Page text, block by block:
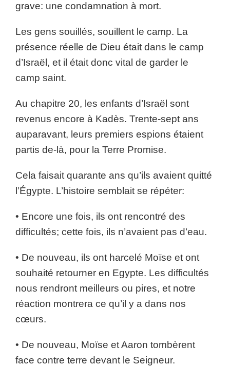
grave: une condamnation à mort.
Les gens souillés, souillent le camp. La
présence réelle de Dieu était dans le camp
d’Israël, et il était donc vital de garder le
camp saint.
Au chapitre 20, les enfants d’Israël sont
revenus encore à Kadès. Trente-sept ans
auparavant, leurs premiers espions étaient
partis de-là, pour la Terre Promise.
Cela faisait quarante ans qu’ils avaient quitté
l’Égypte. L’histoire semblait se répéter:
• Encore une fois, ils ont rencontré des
difficultés; cette fois, ils n’avaient pas d’eau.
• De nouveau, ils ont harcelé Moïse et ont
souhaité retourner en Egypte. Les difficultés
nous rendront meilleurs ou pires, et notre
réaction montrera ce qu’il y a dans nos
cœurs.
• De nouveau, Moïse et Aaron tombèrent
face contre terre devant le Seigneur.